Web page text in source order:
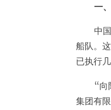
一
中
船队。
已执行
“向
集团有